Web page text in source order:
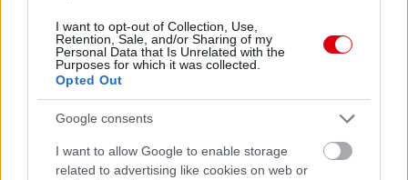
I want to opt-out of Collection, Use,
Retention, Sale, and/or Sharing of my
Personal Data that Is Unrelated with the
Purposes for which it was collected.
Opted Out
Google consents
I want to allow Google to enable storage
related to advertising like cookies on web or
Paris Saint-Germain
Manchester United
Felkészülési szezon 4. mérkőzés
Nya Ullevi, Göteborg
2026-08-08 17:00
0 nap 3 óra 38 perc 50 másodperc